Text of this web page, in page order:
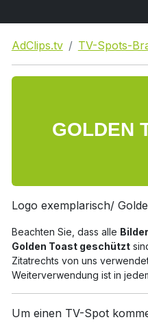
AdClips.tv TV-Spots-
Logo exemplarisch/
Beachten Sie, dass alle
Golden Toast geschützt
Zitatrechts von uns
Weiterverwendung ist in
Um einen TV-Spot